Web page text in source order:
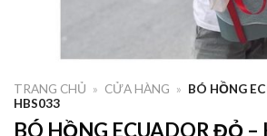
TRANG CHỦ » CỬA HÀNG » BÓ HỒNG
HBS033
BÓ HỒNG ECUADOR ĐỎ –